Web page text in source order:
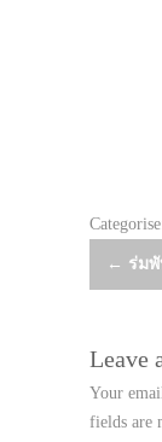
Post
← ร่มพั
Leave
Your
fields are